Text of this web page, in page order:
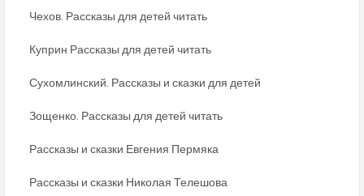
Чехов. Рассказы для детей читать
Куприн Рассказы для детей читать
Сухомлинский. Рассказы и сказки для детей
Зощенко. Рассказы для детей читать
Рассказы и сказки Евгения Пермяка
Рассказы и сказки Николая Телешова